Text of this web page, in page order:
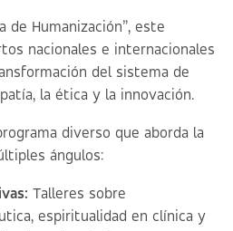
de Humanización”, este
nacionales e internacionales
del sistema de
la ética y la innovación.
diverso que aborda la
ángulos:
Talleres sobre
espiritualidad en clínica y